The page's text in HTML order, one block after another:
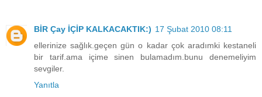
BİR Çay İÇİP KALKACAKTIK:) 17 Şubat 2010 08:11
ellerinize sağlık.geçen gün o kadar çok aradımki kestaneli
bir tarif.ama içime sinen bulamadım.bunu denemeliyim
sevgiler.
Yanıtla